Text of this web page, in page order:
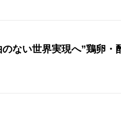
ない世界実現へ”鶏卵